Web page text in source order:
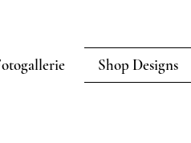
Shop Designs